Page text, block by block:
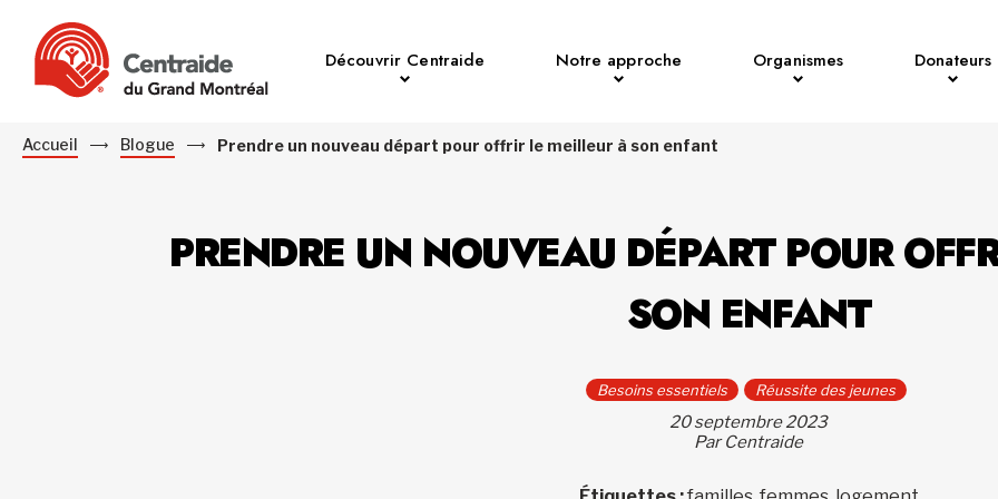
Découvrir Centraide Notre approche Organismes Donateurs
Accueil Blogue Prendre un nouveau départ pour offrir le meilleur à son enfant
PRENDRE UN NOUVEAU DÉPART POUR
SON ENFANT
Besoins essentiels Réussite des jeunes
20 septembre 2023
Par Centraide